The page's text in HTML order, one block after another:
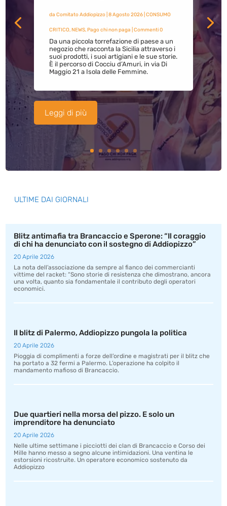
da Comitato Addiopizzo| 8 Agosto 2026| CONSUMO
CRITICO,NEWS,Pago chi non paga | Commenti 0
Da una piccola torrefazione di paese a un
negozio che racconta la Sicilia attraverso i
suoi prodotti, i suoi artigiani e le sue storie.
È il percorso di Cocciu d’Amuri, in via Di
Maggio 21 a Isola delle Femmine.
Leggi di più
ULTIME DAI GIORNALI
Blitz antimafia tra Brancaccio e Sperone: “Il coraggio
di chi ha denunciato con il sostegno di Addiopizzo”
20 Aprile 2026
La nota dell’associazione da sempre al fianco dei commercianti
vittime del racket: “Sono storie di resistenza che dimostrano, ancora
una volta, quanto sia fondamentale il contributo degli operatori
economici.
Il blitz di Palermo, Addiopizzo pungola la politica
20 Aprile 2026
Pioggia di complimenti a forze dell’ordine e magistrati per il blitz che
ha portato a 32 fermi a Palermo. L’operazione ha colpito il
mandamento mafioso di Brancaccio.
Due quartieri nella morsa del pizzo. E solo un
imprenditore ha denunciato
20 Aprile 2026
Nelle ultime settimane i picciotti dei clan di Brancaccio e Corso dei
Mille hanno messo a segno alcune intimidazioni. Una ventina le
estorsioni ricostruite. Un operatore economico sostenuto da
Addiopizzo